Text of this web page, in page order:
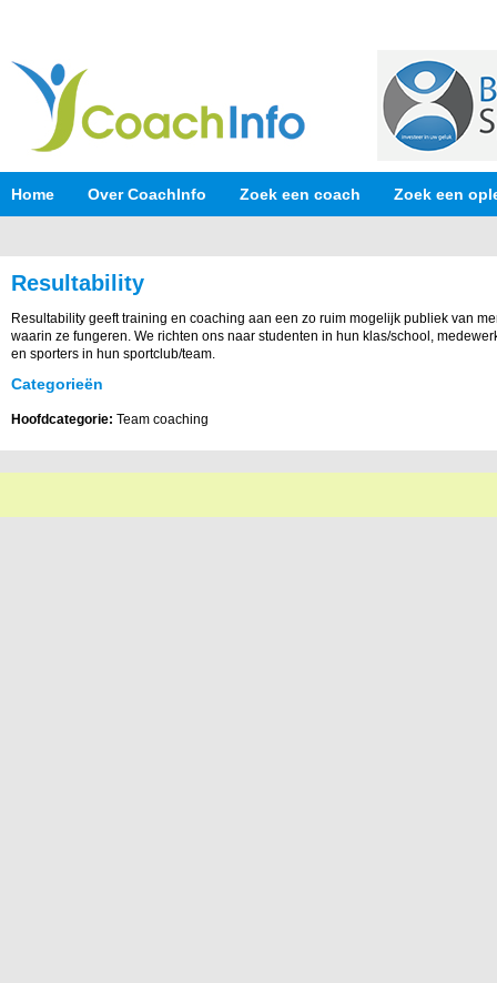
Home Over CoachInfo Zoek een coach Zoek een
Resultability
Resultability geeft training en coaching aan een zo ruim mogelijk publiek van
waarin ze fungeren. We richten ons naar studenten in hun klas/school,
en sporters in hun sportclub/team.
Categorieën
Hoofdcategorie: Team coaching